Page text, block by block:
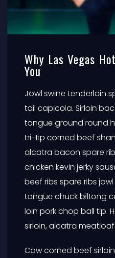
Why Las Vegas
You
Jowl swine tenderloin
tail capicola. Sirloin
tongue ground round
tri-tip corned beef
alcatra bacon spare
chicken kevin jerky
beef ribs spare ribs
tongue chuck biltong
loin pork chop ball tip.
sirloin, alcatra
Cow corned beef